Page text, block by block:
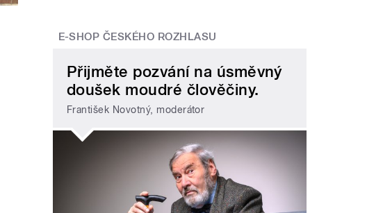
E-SHOP ČESKÉHO ROZHLASU
Přijměte pozvání na úsměvný
doušek moudré člověčiny.
František Novotný, moderátor